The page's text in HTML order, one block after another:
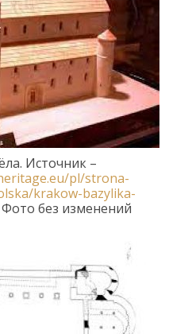
Источник –
pl/strona-
krakow-bazylika-
Фото без изменений